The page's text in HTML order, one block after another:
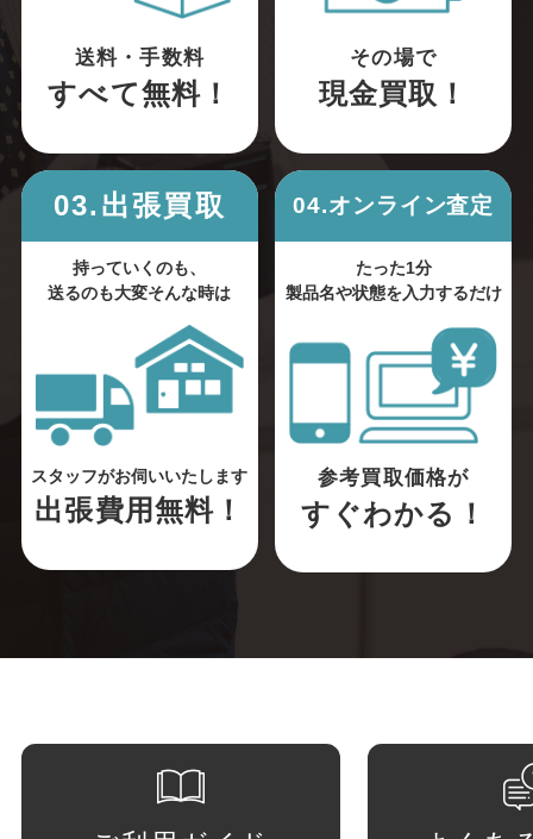
送料・手数料
すべて無料！
その場で
現金買取！
03.出張買取
持っていくのも、
送るのも大変そんな時は
スタッフがお伺いいたします
出張費用無料！
04.オンライン査定
たった1分
製品名や状態を入力するだけ
参考買取価格が
すぐわかる！